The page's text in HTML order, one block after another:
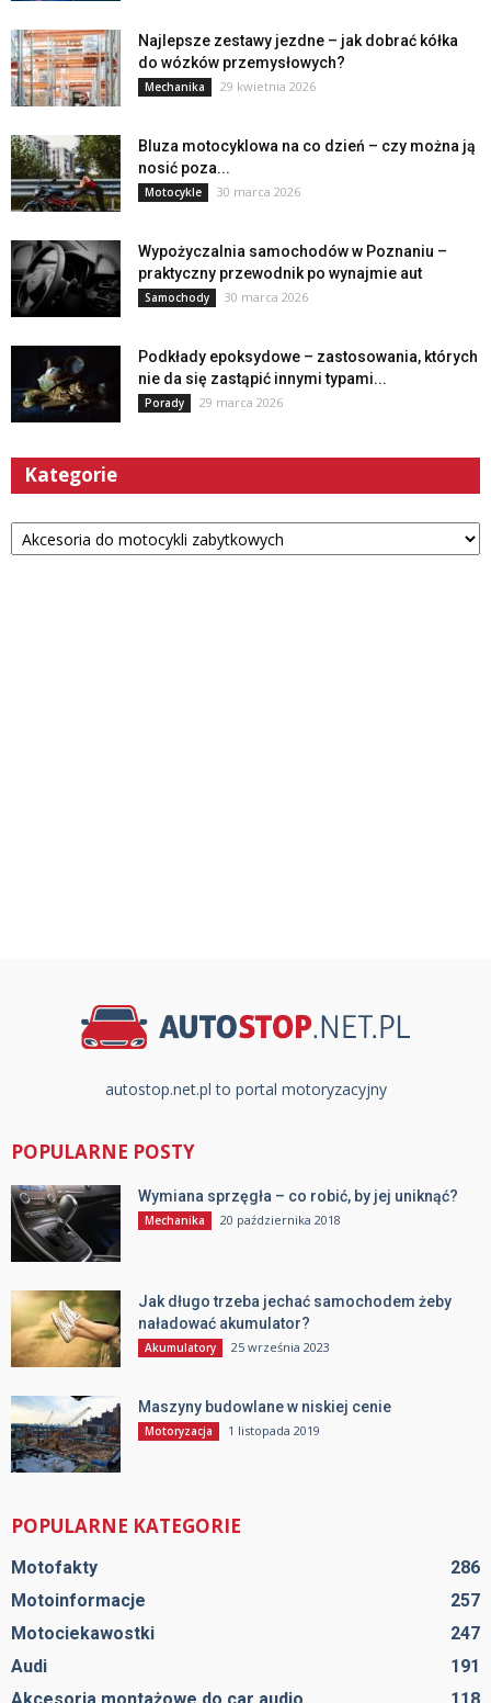
Najlepsze zestawy jezdne – jak dobrać kółka
do wózków przemysłowych?
Mechanika 29 kwietnia 2026
Bluza motocyklowa na co dzień – czy można ją
nosić poza...
Motocykle 30 marca 2026
Wypożyczalnia samochodów w Poznaniu –
praktyczny przewodnik po wynajmie aut
Samochody 30 marca 2026
Podkłady epoksydowe – zastosowania, których
nie da się zastąpić innymi typami...
Porady 29 marca 2026
Kategorie
Kategorie
autostop.net.pl to portal motoryzacyjny
POPULARNE POSTY
Wymiana sprzęgła – co robić, by jej uniknąć?
Mechanika 20 października 2018
Jak długo trzeba jechać samochodem żeby
naładować akumulator?
Akumulatory 25 września 2023
Maszyny budowlane w niskiej cenie
Motoryzacja 1 listopada 2019
POPULARNE KATEGORIE
Motofakty
286
Motoinformacje
257
Motociekawostki
247
Audi
191